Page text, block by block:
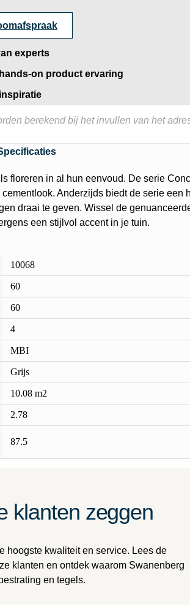
experts
on product ervaring
berekend bij het invullen van het
floreren in al hun eenvoud. De serie
Anderzijds biedt de serie een
draai te geven. Wissel de
een stijlvol accent in je tuin.
10068
60
60
4
MBI
Grijs
10.08 m2
2.78
87.5
klanten zeggen
hoogste kwaliteit en service. Lees de
klanten en ontdek waarom Swanenberg
en tegels.